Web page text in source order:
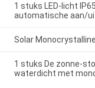
1 stuks LED-licht
automatische aan/
Solar
1 stuks De zonne-
waterdicht met